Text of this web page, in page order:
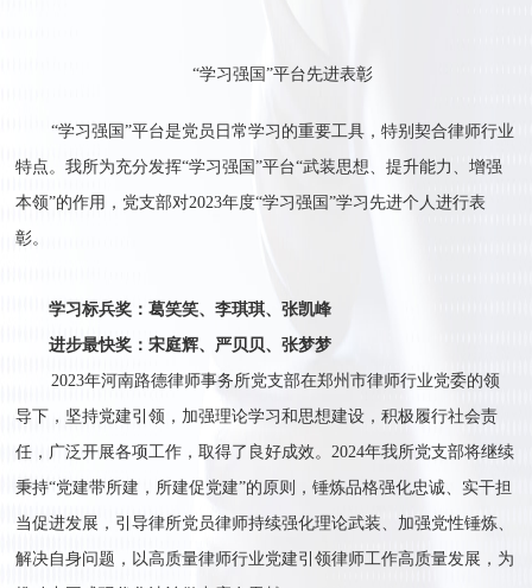
“学习强国”平台先进表彰
“学习强国”平台是党员日常学习的重要工具，特别契合律师行业
特点。我所为充分发挥“学习强国”平台“武装思想、提升能力、增强
本领”的作用，党支部对2023年度“学习强国”学习先进个人进行表
彰。
学习标兵奖：葛笑笑、李琪琪、张凯峰
进步最快奖：宋庭辉、严贝贝、张梦梦
2023年河南路德律师事务所党支部在郑州市律师行业党委的领
导下，坚持党建引领，加强理论学习和思想建设，积极履行社会责
任，广泛开展各项工作，取得了良好成效。2024年我所党支部将继续
秉持“党建带所建，所建促党建”的原则，锤炼品格强化忠诚、实干担
当促进发展，引导律所党员律师持续强化理论武装、加强党性锤炼、
解决自身问题，以高质量律师行业党建引领律师工作高质量发展，为